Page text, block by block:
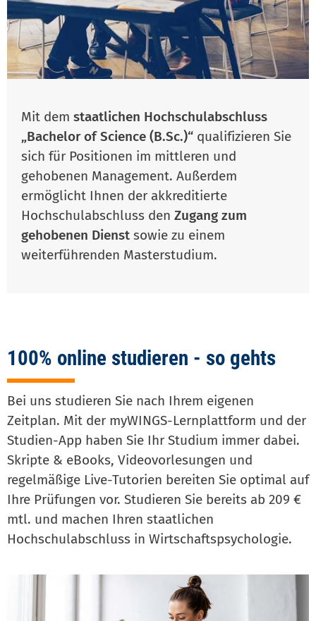
Mit dem staatlichen Hochschulabschluss
„Bachelor of Science (B.Sc.)“ qualifizieren Sie
sich für Positionen im mittleren und
gehobenen Management. Außerdem
ermöglicht Ihnen der akkreditierte
Hochschulabschluss den Zugang zum
gehobenen Dienst sowie zu einem
weiterführenden Masterstudium.
100% online studieren - so gehts
Bei uns studieren Sie nach Ihrem eigenen
Zeitplan. Mit der myWINGS-Lernplattform und der
Studien-App haben Sie Ihr Studium immer dabei.
Skripte & eBooks, Videovorlesungen und
regelmäßige Live-Tutorien bereiten Sie optimal auf
Ihre Prüfungen vor. Studieren Sie bereits ab 209 €
mtl. und machen Ihren staatlichen
Hochschulabschluss in Wirtschaftspsychologie.